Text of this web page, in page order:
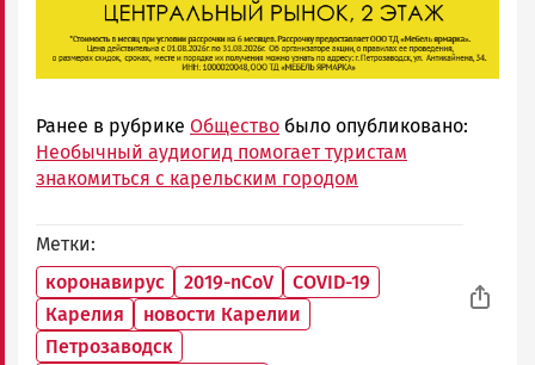
Ранее в рубрике Общество было опубликовано:
Необычный аудиогид помогает туристам
знакомиться с карельским городом
Метки
коронавирус
2019-nCoV
COVID-19
Карелия
новости Карелии
Петрозаводск